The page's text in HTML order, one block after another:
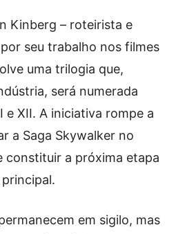
Kinberg – roteirista e
seu trabalho nos filmes
uma trilogia que,
será numerada
e XII. A iniciativa rompe a
a Saga Skywalker no
constituir a próxima etapa
em sigilo, mas